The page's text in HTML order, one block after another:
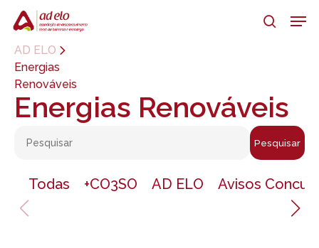
content
search
AD ELO
Energias
Renováveis
Energias Renováveis
Pesquisar
Todas +CO3SO AD ELO Avisos